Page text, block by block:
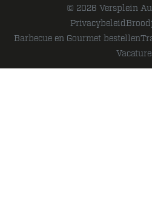
© 2026 Versplein
Privacybeleid
Barbecue en Gourmet bestellen